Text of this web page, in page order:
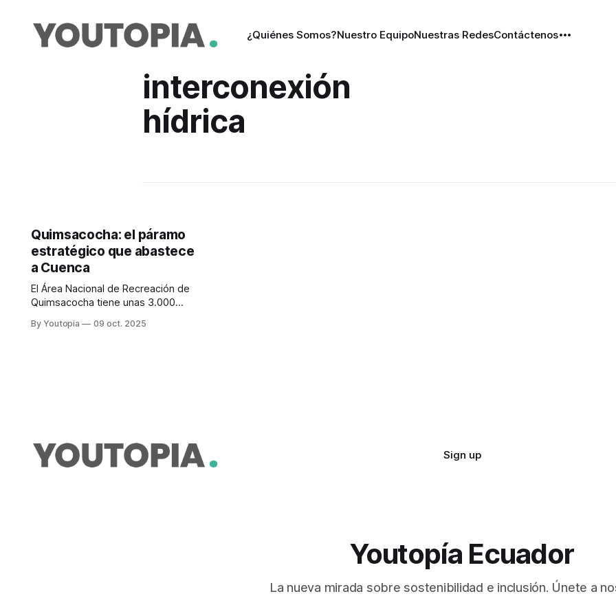
¿Quiénes Somos?Nuestro EquipoNuestras RedesContáctenos
interconexión
hídrica
Quimsacocha: el páramo
estratégico que abastece
a Cuenca
El Área Nacional de Recreación de
Quimsacocha tiene unas 3.000
sobre los riesgos de la minería en
By Youtopia 09 oct. 2025
Sign up
Youtopía Ecuador
La nueva mirada sobre sostenibilidad e inclusión. Únete a